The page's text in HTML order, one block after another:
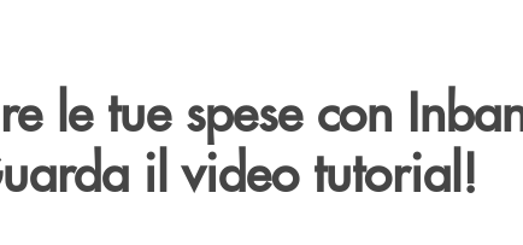
le tue spese con
il video tutorial!